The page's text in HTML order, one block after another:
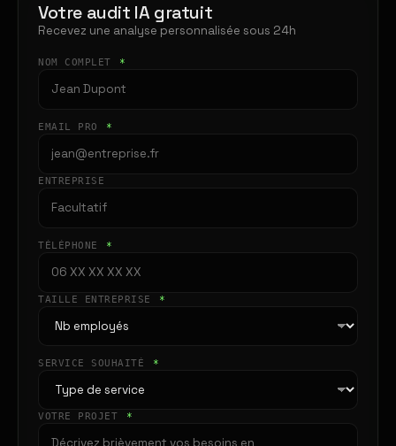
Votre audit IA gratuit
Recevez une analyse personnalisée sous 24h
NOM COMPLET *
EMAIL PRO *
ENTREPRISE
TÉLÉPHONE *
TAILLE ENTREPRISE *
SERVICE SOUHAITÉ *
VOTRE PROJET *